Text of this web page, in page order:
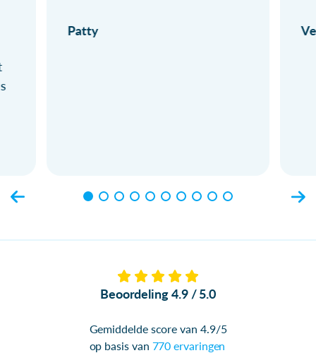
Patty
Beoordeling 4.9 / 5.0
Gemiddelde score van 4.9/5
op basis van 770 ervaringen